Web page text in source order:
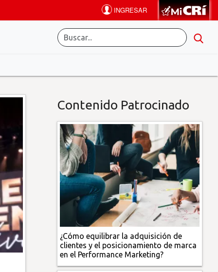
Contenido Patrocinado
¿Cómo equilibrar la adquisición de
clientes y el posicionamiento de marca
en el Performance Marketing?